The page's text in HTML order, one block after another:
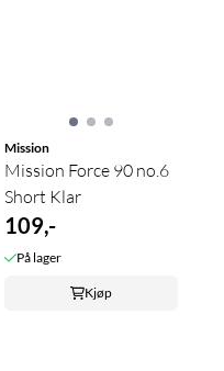
Mission
Mission Force 90 no.6
Short Klar
109,-
På lager
Kjøp